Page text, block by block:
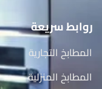
روابط سريعة
المطابخ التجارية
المطابخ المنزلية